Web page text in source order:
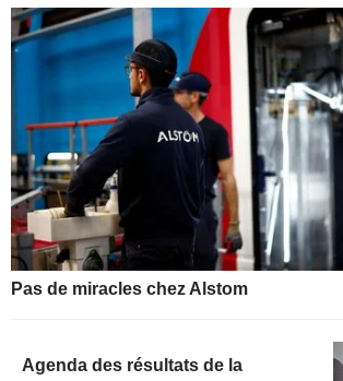
Pas de miracles chez Alstom
Agenda des résultats de la